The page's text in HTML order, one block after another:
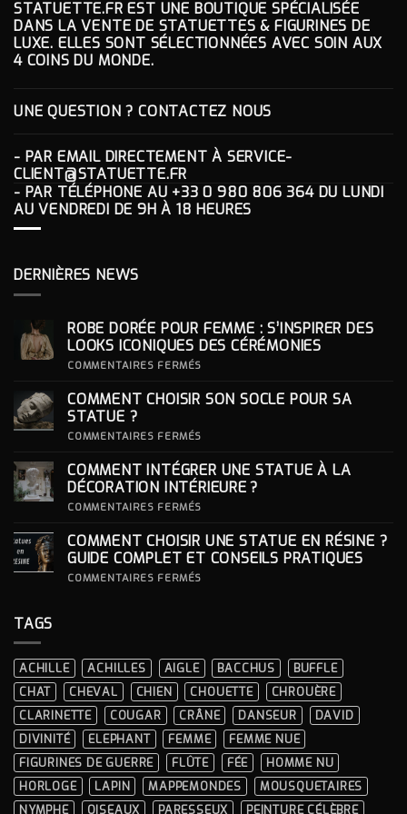
STATUETTE.FR EST UNE BOUTIQUE SPÉCIALISÉE
DANS LA VENTE DE STATUETTES & FIGURINES DE
LUXE. ELLES SONT SÉLECTIONNÉES AVEC SOIN AUX
4 COINS DU MONDE.
UNE QUESTION ? CONTACTEZ NOUS
- PAR EMAIL DIRECTEMENT À SERVICE-
CLIENT@STATUETTE.FR
- PAR TÉLÉPHONE AU +33 0 980 806 364DU LUNDI
AU VENDREDI DE 9H À 18 HEURES
DERNIÈRES NEWS
ROBE DORÉE POUR FEMME : S’INSPIRER DES
LOOKS ICONIQUES DES CÉRÉMONIES
COMMENTAIRES FERMÉS
POUR
ICONIQUES
DES
CÉRÉMONIES
COMMENT CHOISIR SON SOCLE POUR SA
STATUE ?
COMMENTAIRES FERMÉS
SON
SOCLE
POUR
COMMENT INTÉGRER UNE STATUE À LA
DÉCORATION INTÉRIEURE ?
COMMENTAIRES FERMÉS
UNE
STATUE
À
COMMENT CHOISIR UNE STATUE EN RÉSINE ?
GUIDE COMPLET ET CONSEILS PRATIQUES
COMMENTAIRES FERMÉS
?
GUIDE
COMPLET
ET
CONSEILS
PRATIQUES
TAGS
ACHILLE ACHILLES AIGLE BACCHUS
BUFFLE
CHAT
CHEVAL CHIEN CHOUETTE
CHROUÈRE
CLARINETTE
COUGAR CRÂNE DANSEUR
DAVID
DIVINITÉ
ELEPHANT FEMME
FEMME NUE
FIGURINES DE GUERRE
FLÛTE FÉE
HOMME NU
HORLOGE
LAPIN MAPPEMONDES
MOUSQUETAIRES
NYMPHE
OISEAUX PARESSEUX PEINTURE CÉLÈBRE